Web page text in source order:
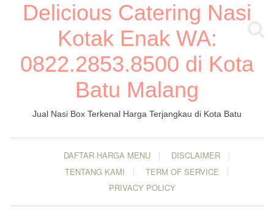
Delicious Catering Nasi
Kotak Enak WA:
0822.2853.8500 di Kota
Batu Malang
Jual Nasi Box Terkenal Harga Terjangkau di Kota Batu
DAFTAR HARGA MENU
DISCLAIMER
TENTANG KAMI
TERM OF SERVICE
PRIVACY POLICY